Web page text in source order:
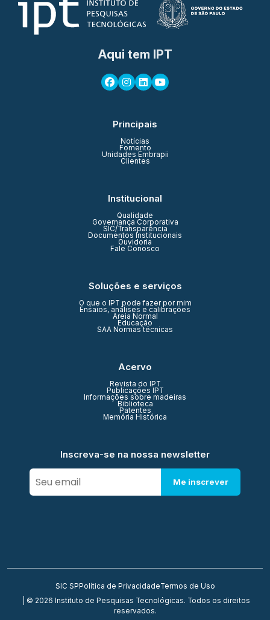
Aqui tem IPT
Principais
Notícias
Fomento
Unidades Embrapii
Clientes
Institucional
Qualidade
Governança Corporativa
SIC/Transparência
Documentos Institucionais
Ouvidoria
Fale Conosco
Soluções e serviços
O que o IPT pode fazer por mim
Ensaios, análises e calibrações
Areia Normal
Educação
SAA Normas técnicas
Acervo
Revista do IPT
Publicações IPT
Informações sobre madeiras
Biblioteca
Patentes
Memória Histórica
Inscreva-se na nossa newsletter
Me inscrever
SIC SP Política de PrivacidadeTermos de Uso
| © 2026 Instituto de Pesquisas Tecnológicas. Todos os direitos
reservados.